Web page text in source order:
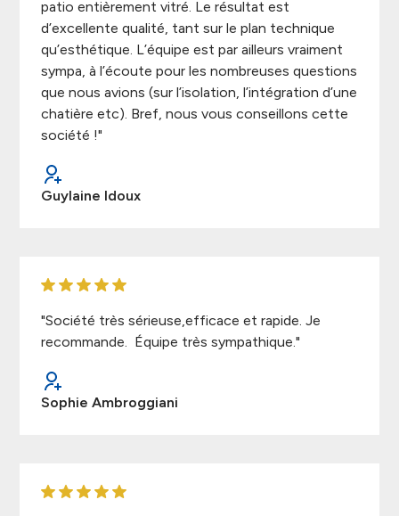
patio entièrement vitré. Le résultat est
d’excellente qualité, tant sur le plan technique
qu’esthétique. L’équipe est par ailleurs vraiment
sympa, à l’écoute pour les nombreuses questions
que nous avions (sur l’isolation, l’intégration d’une
chatière etc). Bref, nous vous conseillons cette
société !"
Guylaine Idoux
"Société très sérieuse,efficace et rapide. Je
recommande. Équipe très sympathique."
Sophie Ambroggiani